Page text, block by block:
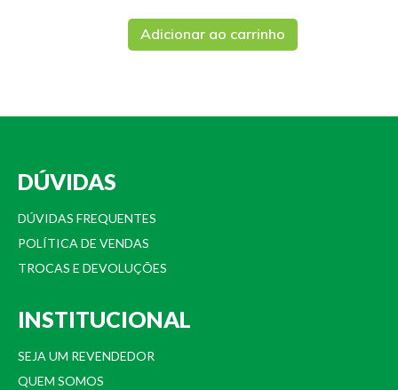
Adicionar ao carrinho
DÚVIDAS
DÚVIDAS FREQUENTES
POLÍTICA DE VENDAS
TROCAS E DEVOLUÇÕES
INSTITUCIONAL
SEJA UM REVENDEDOR
QUEM SOMOS